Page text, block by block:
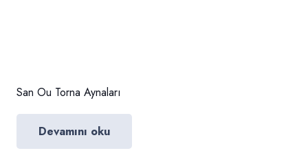
San Ou Torna Aynaları
Devamını oku